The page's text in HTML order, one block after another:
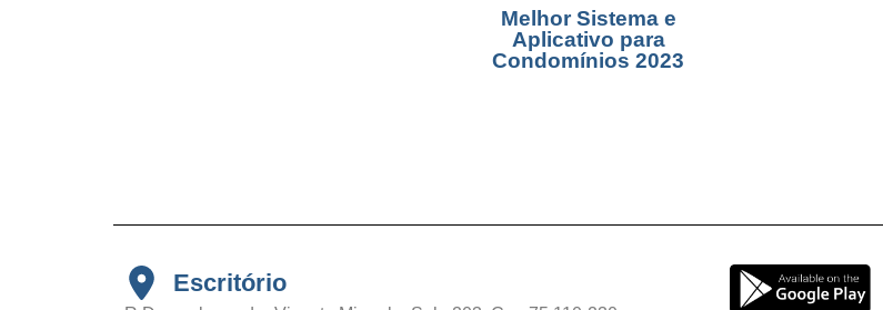
Melhor Sistema e
Aplicativo para
Condomínios 2023
Escritório